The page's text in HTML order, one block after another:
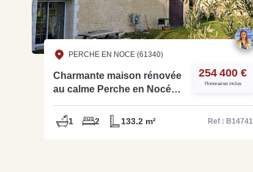
PERCHE EN NOCE (61340)
Charmante maison rénovée
au calme Perche en Nocé -
254 400 €
Honoraires inclus
1 2 133.2 m² Ref : B14741